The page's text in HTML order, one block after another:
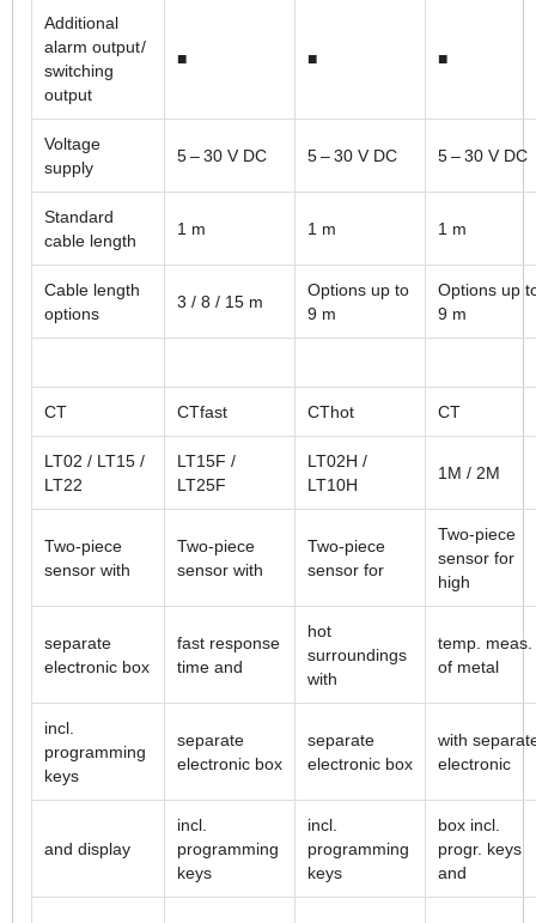
Additional
alarm output /
switching
output
■ ■ ■
Voltage
supply
5 – 30 V DC 5 – 30 V DC 5 – 30 V DC
Standard
cable length
1 m 1 m 1 m
Cable length
options
3 / 8 / 15 m
Options up to
9 m
Options up
9 m
CT CTfast CThot CT
LT02 / LT15 /
LT22
LT15F /
LT25F
LT02H /
LT10H
1M / 2M
Two-piece
sensor with
Two-piece
sensor with
Two-piece
sensor for
Two-piece
sensor for
high
separate
electronic box
fast response
time and
hot
surroundings
with
temp. meas.
of metal
incl.
programming
keys
separate
electronic box
separate
electronic box
with
electronic
and display
incl.
programming
keys
incl.
programming
keys
box incl.
progr. keys
and